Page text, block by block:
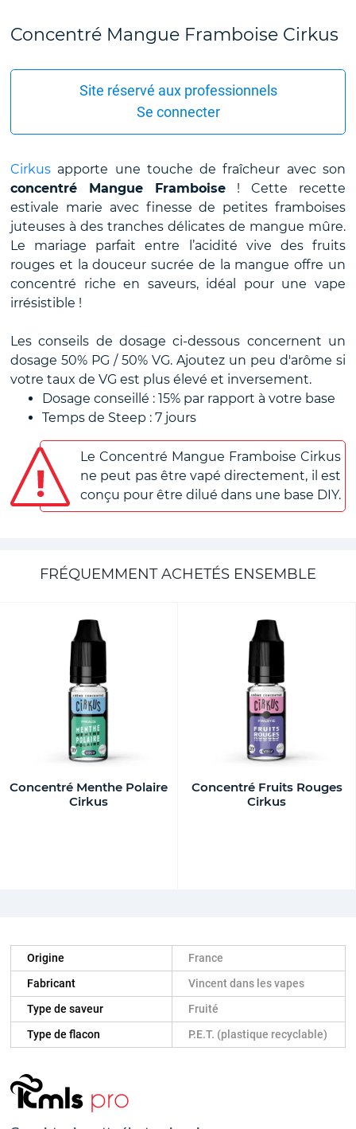
Concentré Mangue Framboise Cirkus
Site réservé aux professionnels
Se connecter
Cirkus apporte une touche de fraîcheur avec son
concentré Mangue Framboise ! Cette recette
estivale marie avec finesse de petites framboises
juteuses à des tranches délicates de mangue mûre.
Le mariage parfait entre l’acidité vive des fruits
rouges et la douceur sucrée de la mangue offre un
concentré riche en saveurs, idéal pour une vape
irrésistible !
Les conseils de dosage ci-dessous concernent un
dosage 50% PG / 50% VG. Ajoutez un peu d'arôme si
votre taux de VG est plus élevé et inversement.
Dosage conseillé : 15% par rapport à votre base
Temps de Steep : 7 jours
Le Concentré Mangue Framboise Cirkus
ne peut pas être vapé directement, il est
conçu pour être dilué dans une base DIY.
FRÉQUEMMENT ACHETÉS ENSEMBLE
Concentré Menthe Polaire
Cirkus
Concentré Fruits Rouges
Cirkus
Origine
France
Fabricant
Vincent dans les vapes
Type de saveur
Fruité
Type de flacon
P.E.T. (plastique recyclable)